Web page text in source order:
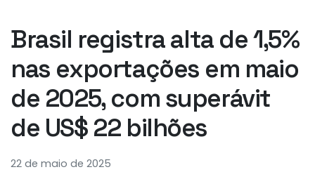
Brasil registra alta de 1,5%
nas exportações em maio
de 2025, com superávit
de US$ 22 bilhões
22 de maio de 2025